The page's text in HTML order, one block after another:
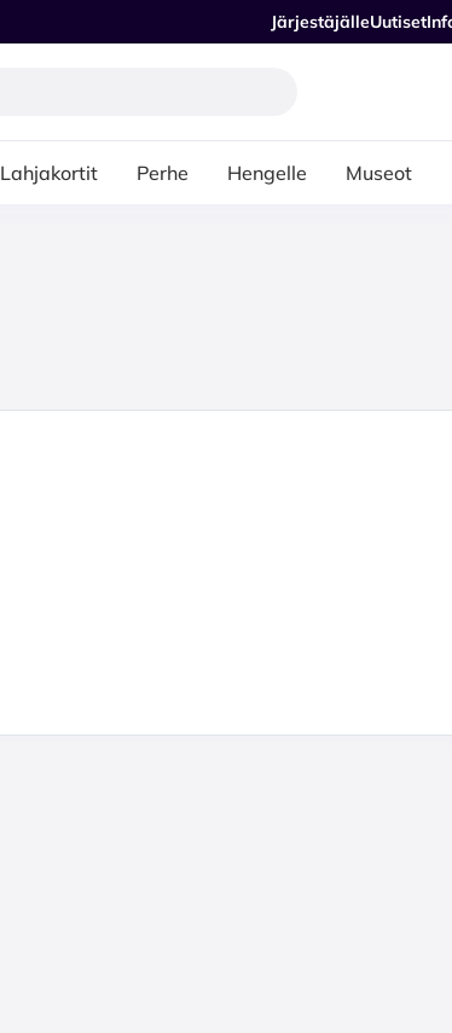
JärjestäjälleUutiset
Lahjakortit Perhe Hengelle Museot